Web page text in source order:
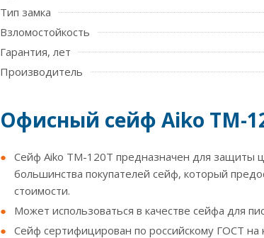
Тип замка
Взломостойкость
Гарантия, лет
Производитель
Офисный сейф Aiko TM-
Сейф Aiko TM-120Т предназначен для защиты
большинства покупателей сейф, который
стоимости.
Может использоваться в качестве сейфа для
Сейф сертифицирован по российскому ГОСТ на